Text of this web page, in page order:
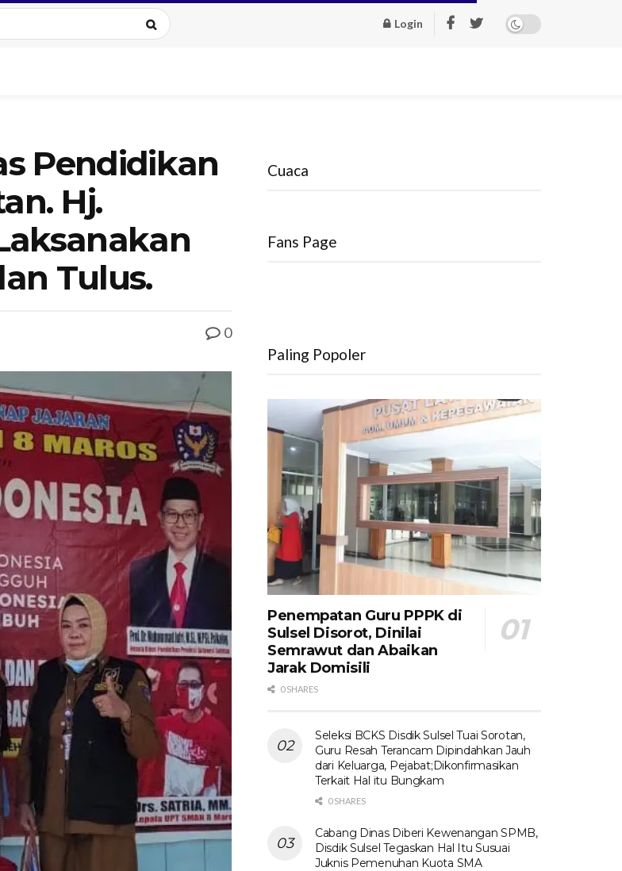
Login
Pendidikan
Hj.
Tulus.
0
Cuaca
Fans Page
Paling Popoler
Penempatan Guru PPPK di
Sulsel Disorot, Dinilai
Semrawut dan Abaikan
Jarak Domisili
0 SHARES
Seleksi BCKS Disdik Sulsel Tuai Sorotan,
Guru Resah Terancam Dipindahkan Jauh
dari Keluarga, Pejabat;Dikonfirmasikan
Terkait Hal itu Bungkam
0 SHARES
Cabang Dinas Diberi Kewenangan SPMB,
Disdik Sulsel Tegaskan Hal Itu Susuai
Juknis Pemenuhan Kuota SMA